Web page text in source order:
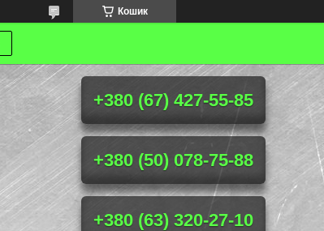
Кошик
+380 (67) 427-55-85
+380 (50) 078-75-88
+380 (63) 320-27-10